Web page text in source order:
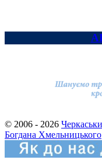
© 2006 - 2026
Богдана Хмельницького